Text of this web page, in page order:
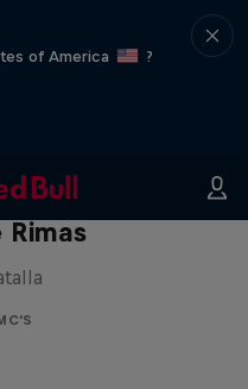
of America
?
Historia: